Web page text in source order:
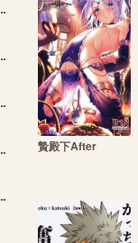
贄殿下After